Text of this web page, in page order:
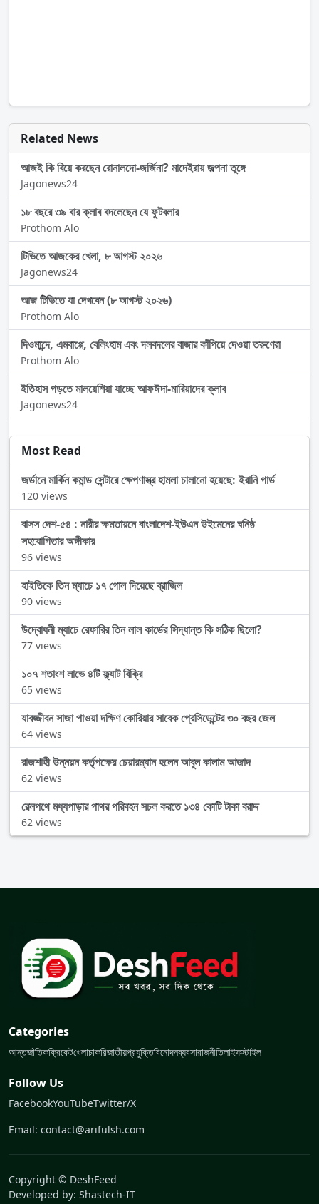
Related News
আজই কি বিয়ে করছেন রোনালদো-জর্জিনা? মাদেইরায় জল্পনা তুঙ্গে
Jagonews24
১৮ বছরে ৩৯ বার ক্লাব বদলেছেন যে ফুটবলার
Prothom Alo
টিভিতে আজকের খেলা, ৮ আগস্ট ২০২৬
Jagonews24
আজ টিভিতে যা দেখবেন (৮ আগস্ট ২০২৬)
Prothom Alo
দিওমান্দে, এমবাপ্পে, বেলিংহাম এবং দলবদলের বাজার কাঁপিয়ে দেওয়া তরুণেরা
Prothom Alo
ইতিহাস গড়তে মালয়েশিয়া যাচ্ছে আফঈদা-মারিয়াদের ক্লাব
Jagonews24
Most Read
জর্ডানে মার্কিন কমান্ড সেন্টারে ক্ষেপণাস্ত্র হামলা চালানো হয়েছে: ইরানি গার্ড
120 views
বাসস দেশ-৫৪ : নারীর ক্ষমতায়নে বাংলাদেশ-ইউএন উইমেনের ঘনিষ্ঠ
সহযোগিতার অঙ্গীকার
96 views
হাইতিকে তিন ম্যাচে ১৭ গোল দিয়েছে ব্রাজিল
90 views
উদ্বোধনী ম্যাচে রেফারির তিন লাল কার্ডের সিদ্ধান্ত কি সঠিক ছিলো?
77 views
১০৭ শতাংশ লাভে ৪টি ফ্ল্যাট বিক্রি
65 views
যাবজ্জীবন সাজা পাওয়া দক্ষিণ কোরিয়ার সাবেক প্রেসিডেন্টের ৩০ বছর জেল
64 views
রাজশাহী উন্নয়ন কর্তৃপক্ষের চেয়ারম্যান হলেন আবুল কালাম আজাদ
62 views
রেলপথে মধ্যপাড়ার পাথর পরিবহন সচল করতে ১৩৪ কোটি টাকা বরাদ্দ
62 views
Categories
আন্তর্জাতিকক্রিকেটখেলাচাকরিজাতীয়প্রযুক্তিবিনোদনব্যবসারাজনীতিলাইফস্টাইল
Follow Us
FacebookYouTubeTwitter/X
Email: contact@arifulsh.com
Copyright © DeshFeed
Developed by: Shastech-IT